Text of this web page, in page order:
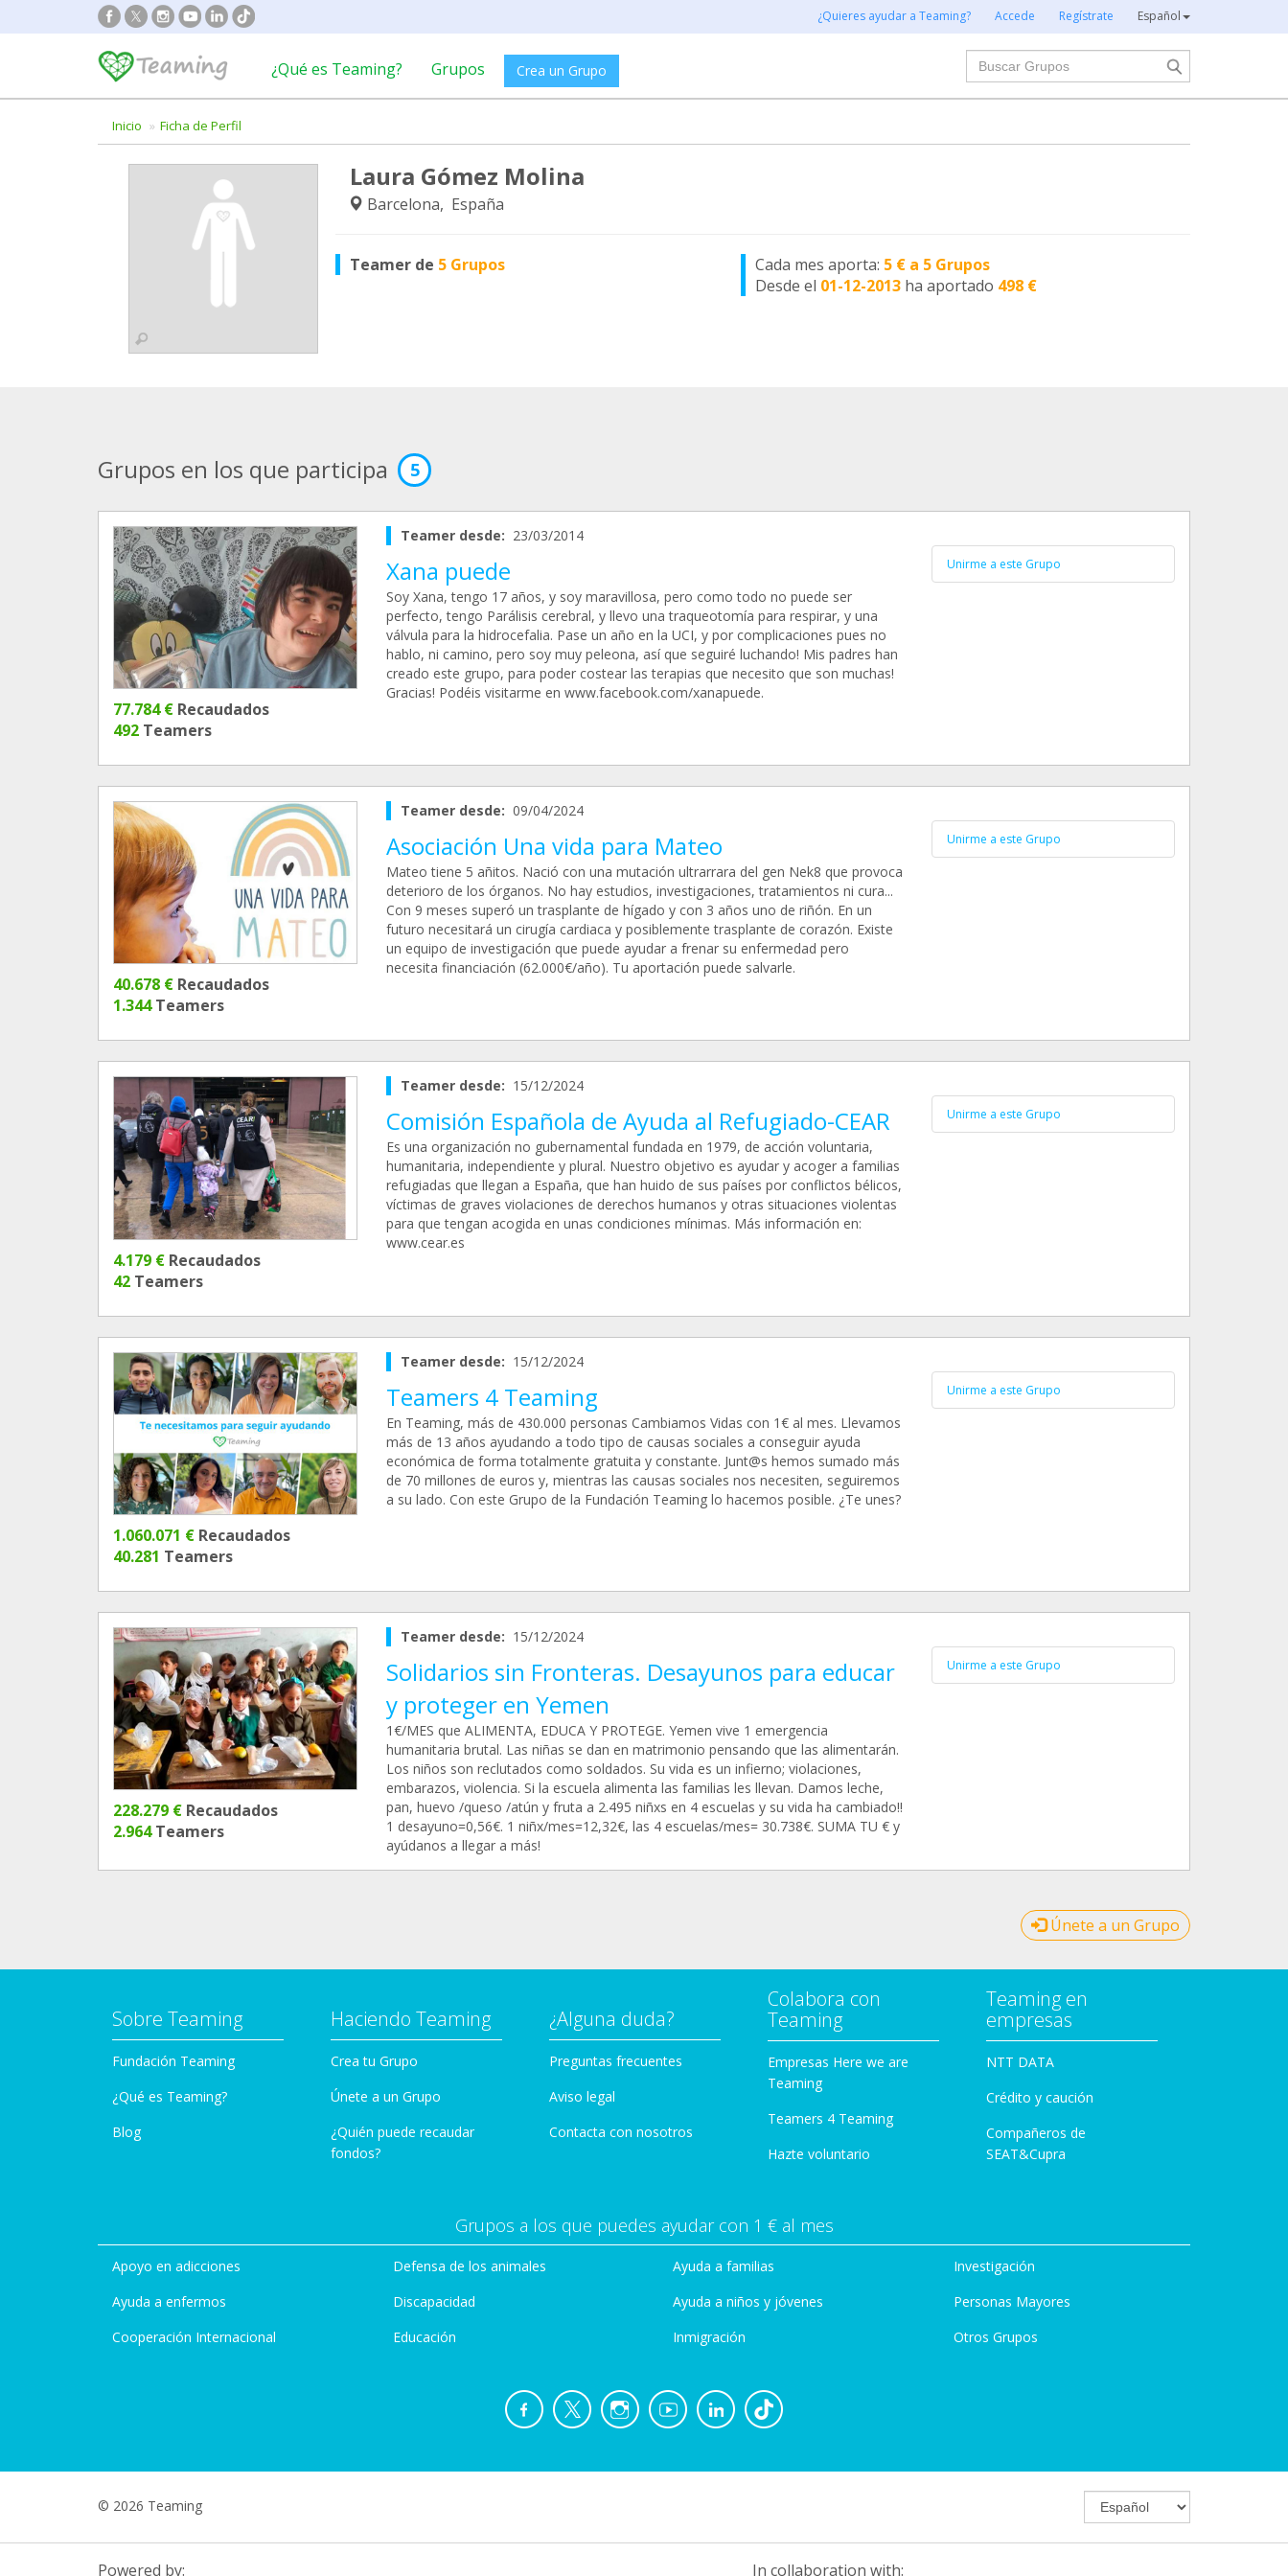
¿Quieres ayudar a Teaming? Accede Regístrate Español
¿Qué es Teaming? Grupos Crea un Grupo
Buscar
Inicio Ficha de Perfil
Laura Gómez Molina
Barcelona, España
Teamer de 5 Grupos Cada mes aporta: 5 € a 5 Grupos
Desde el 01-12-2013 ha aportado 498 €
Grupos en los que participa 5
77.784 € Recaudados
492 Teamers
Teamer desde: 23/03/2014
Xana puede
Soy Xana, tengo 17 años, y soy maravillosa, pero como todo no puede ser
perfecto, tengo Parálisis cerebral, y llevo una traqueotomía para respirar, y una
válvula para la hidrocefalia. Pase un año en la UCI, y por complicaciones pues no
hablo, ni camino, pero soy muy peleona, así que seguiré luchando! Mis padres han
creado este grupo, para poder costear las terapias que necesito que son muchas!
Gracias! Podéis visitarme en www.facebook.com/xanapuede.
Unirme a este Grupo
40.678 € Recaudados
1.344Teamers
Teamer desde: 09/04/2024
Asociación Una vida para Mateo
Mateo tiene 5 añitos. Nació con una mutación ultrarrara del gen Nek8 que provoca
deterioro de los órganos. No hay estudios, investigaciones, tratamientos ni cura...
Con 9 meses superó un trasplante de hígado y con 3 años uno de riñón. En un
futuro necesitará un cirugía cardiaca y posiblemente trasplante de corazón. Existe
un equipo de investigación que puede ayudar a frenar su enfermedad pero
necesita financiación (62.000€/año). Tu aportación puede salvarle.
Unirme a este Grupo
4.179 € Recaudados
42 Teamers
Teamer desde: 15/12/2024
Comisión Española de Ayuda al Refugiado-CEAR
Es una organización no gubernamental fundada en 1979, de acción voluntaria,
humanitaria, independiente y plural. Nuestro objetivo es ayudar y acoger a familias
refugiadas que llegan a España, que han huido de sus países por conflictos bélicos,
víctimas de graves violaciones de derechos humanos y otras situaciones violentas
para que tengan acogida en unas condiciones mínimas. Más información en:
www.cear.es
Unirme a este Grupo
1.060.071 € Recaudados
40.281 Teamers
Teamer desde: 15/12/2024
Teamers 4 Teaming
En Teaming, más de 430.000 personas Cambiamos Vidas con 1€ al mes. Llevamos
más de 13 años ayudando a todo tipo de causas sociales a conseguir ayuda
económica de forma totalmente gratuita y constante. Junt@s hemos sumado más
de 70 millones de euros y, mientras las causas sociales nos necesiten, seguiremos
a su lado. Con este Grupo de la Fundación Teaming lo hacemos posible. ¿Te unes?
Unirme a este Grupo
228.279 € Recaudados
2.964Teamers
Teamer desde: 15/12/2024
Solidarios sin Fronteras. Desayunos para educar
y proteger en Yemen
1€/MES que ALIMENTA, EDUCA Y PROTEGE. Yemen vive 1 emergencia
humanitaria brutal. Las niñas se dan en matrimonio pensando que las alimentarán.
Los niños son reclutados como soldados. Su vida es un infierno; violaciones,
embarazos, violencia. Si la escuela alimenta las familias les llevan. Damos leche,
pan, huevo /queso /atún y fruta a 2.495 niñxs en 4 escuelas y su vida ha cambiado!!
1 desayuno=0,56€. 1 niñx/mes=12,32€, las 4 escuelas/mes= 30.738€. SUMA TU € y
ayúdanos a llegar a más!
Unirme a este Grupo
Únete a un Grupo
Sobre Teaming
Fundación Teaming
¿Qué es Teaming?
Blog
Haciendo Teaming
Crea tu Grupo
Únete a un Grupo
¿Quién puede recaudar
fondos?
¿Alguna duda?
Preguntas frecuentes
Aviso legal
Contacta con nosotros
Colabora con
Teaming
Empresas Here we are
Teaming
Teamers 4 Teaming
Hazte voluntario
Teaming en
empresas
NTT DATA
Crédito y caución
Compañeros de
SEAT&Cupra
Grupos a los que puedes ayudar con 1 € al mes
Apoyo en adicciones
Ayuda a enfermos
Cooperación Internacional
Defensa de los animales
Discapacidad
Educación
Ayuda a familias
Ayuda a niños y jóvenes
Inmigración
Investigación
Personas Mayores
Otros Grupos
© 2026 Teaming
Powered by: In collaboration with: